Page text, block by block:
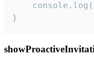
}